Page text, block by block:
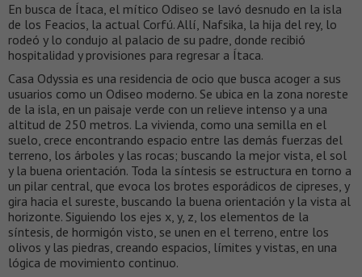
En busca de Ítaca, el mítico Odiseo se lavó desnudo en la isla
de los Feacios, la actual Corfú. Allí, Nafsika, la hija del rey, lo
rodeó y lo condujo al palacio de su padre, donde recibió
hospitalidad y provisiones para regresar a Ítaca.
Casa Odyssia es una residencia de ocio que busca acoger a sus
usuarios como un Odiseo moderno. Se ubica en la zona noreste
de la isla, en un paisaje verde con un relieve intenso y a una
altitud de 250 metros. La vivienda, como una semilla en el
suelo, crece encontrando espacio entre las demás fuerzas del
terreno, los árboles y las rocas; buscando la mejor vista, el sol
y la buena orientación. Toda la síntesis se estructura en torno a
un pilar central, que evoca los brotes esporádicos de cipreses, y
gira hacia el sureste, buscando la buena orientación y la vista al
horizonte. Siguiendo los ejes x, y, z, los elementos de la
síntesis, de hormigón visto, se unen en el terreno, entre los
olivos y las piedras, creando espacios, límites y vistas, en una
lógica de movimiento continuo.